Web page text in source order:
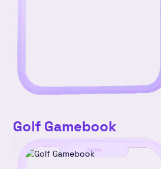
Golf Gamebook